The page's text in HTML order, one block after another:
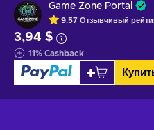
Game Zone Portal
9.57 Отзывчивый
3,94 $
11% Cashback